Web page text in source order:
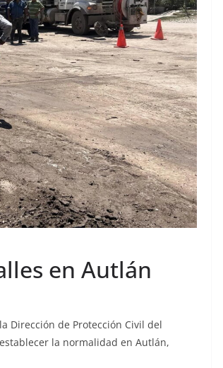
en Autlán
Dirección de Protección Civil del
la normalidad en Autlán,